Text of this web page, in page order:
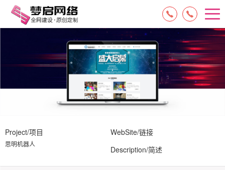
15084717329
Project/项目
思明机器人
WebSite/链接
Description/简述